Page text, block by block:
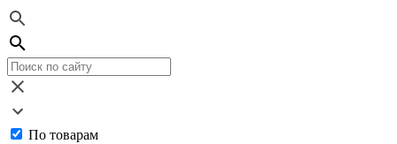
По товарам